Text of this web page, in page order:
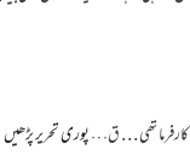
پوری تحریر پڑھیں